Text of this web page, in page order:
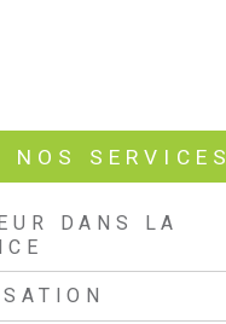
NOS SERVICES
DANS LA